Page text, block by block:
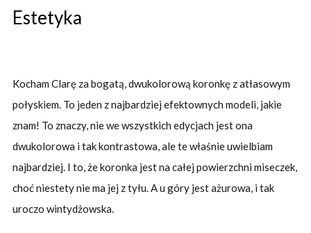
Estetyka
Kocham Clarę za bogatą, dwukolorową koronkę z atłasowym
połyskiem. To jeden z najbardziej efektownych modeli, jakie
znam! To znaczy, nie we wszystkich edycjach jest ona
dwukolorowa i tak kontrastowa, ale te właśnie uwielbiam
najbardziej. I to, że koronka jest na całej powierzchni miseczek,
choć niestety nie ma jej z tyłu. A u góry jest ażurowa, i tak
uroczo wintydżowska.